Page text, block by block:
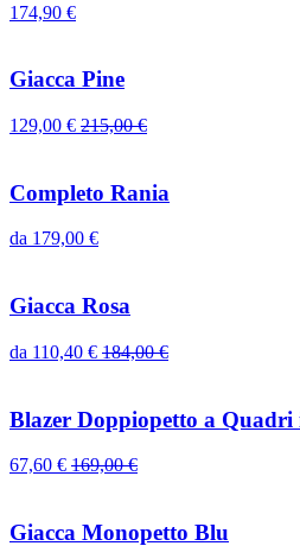
174,90 €
Giacca Pine
129,00 € 215,00€
Completo Rania
da 179,00 €
Giacca Rosa
da 110,40 € 184,00€
Blazer Doppiopetto a Quadri
67,60 € 169,00€
Giacca Monopetto Blu